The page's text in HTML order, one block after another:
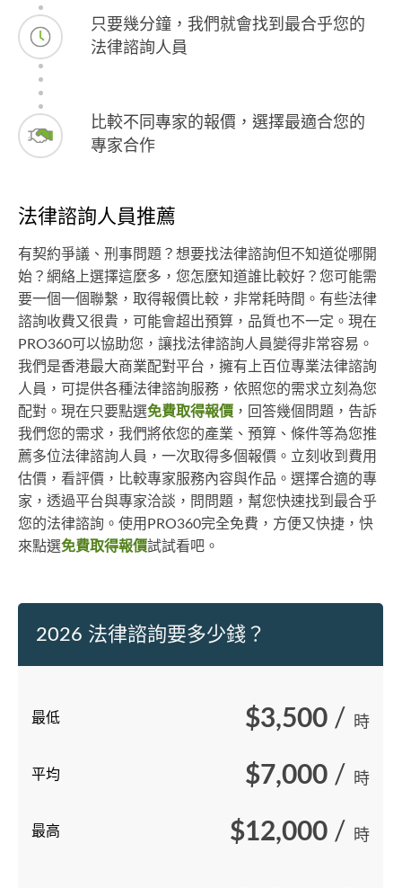
只要幾分鐘，我們就會找到最合乎您的
法律諮詢人員
比較不同專家的報價，選擇最適合您的
專家合作
法律諮詢人員推薦
有契約爭議、刑事問題？想要找法律諮詢但不知道從哪開
始？網絡上選擇這麼多，您怎麼知道誰比較好？您可能需
要一個一個聯繫，取得報價比較，非常耗時間。有些法律
諮詢收費又很貴，可能會超出預算，品質也不一定。現在
PRO360可以協助您，讓找法律諮詢人員變得非常容易。
我們是香港最大商業配對平台，擁有上百位專業法律諮詢
人員，可提供各種法律諮詢服務，依照您的需求立刻為您
配對。現在只要點選免費取得報價 ，回答幾個問題，告訴
我們您的需求，我們將依您的產業、預算、條件等為您推
薦多位法律諮詢人員，一次取得多個報價。立刻收到費用
估價，看評價，比較專家服務內容與作品。選擇合適的專
家，透過平台與專家洽談，問問題，幫您快速找到最合乎
您的法律諮詢。使用PRO360完全免費，方便又快捷，快
來點選免費取得報價試試看吧。
2026 法律諮詢要多少錢？
最低 $3,500 / 時
平均 $7,000 / 時
最高 $12,000 / 時